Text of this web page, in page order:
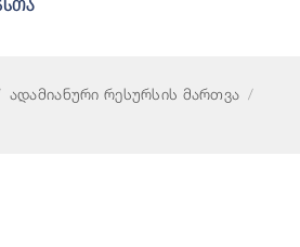
ადამიანური რესურსის მართვა